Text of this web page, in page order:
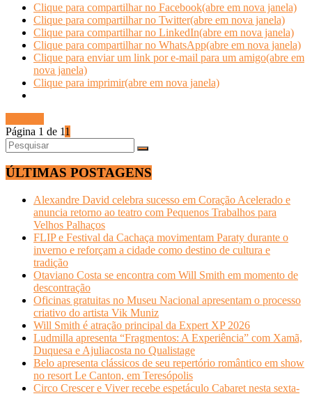
Clique para compartilhar no Facebook(abre em nova janela)
Clique para compartilhar no Twitter(abre em nova janela)
Clique para compartilhar no LinkedIn(abre em nova janela)
Clique para compartilhar no WhatsApp(abre em nova janela)
Clique para enviar um link por e-mail para um amigo(abre em
nova janela)
Clique para imprimir(abre em nova janela)
Página 1 de 11
ÚLTIMAS POSTAGENS
Alexandre David celebra sucesso em Coração Acelerado e
anuncia retorno ao teatro com Pequenos Trabalhos para
Velhos Palhaços
FLIP e Festival da Cachaça movimentam Paraty durante o
inverno e reforçam a cidade como destino de cultura e
tradição
Otaviano Costa se encontra com Will Smith em momento de
descontração
Oficinas gratuitas no Museu Nacional apresentam o processo
criativo do artista Vik Muniz
Will Smith é atração principal da Expert XP 2026
Ludmilla apresenta “Fragmentos: A Experiência” com Xamã,
Duquesa e Ajuliacosta no Qualistage
Belo apresenta clássicos de seu repertório romântico em show
no resort Le Canton, em Teresópolis
Circo Crescer e Viver recebe espetáculo Cabaret nesta sexta-